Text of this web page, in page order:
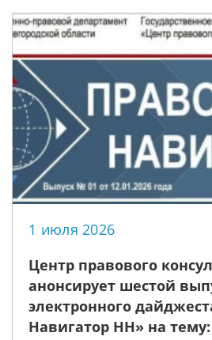
1 июля 2026
Центр правового
анонсирует шестой
электронного дайджеста «Правовой
Навигатор НН» на